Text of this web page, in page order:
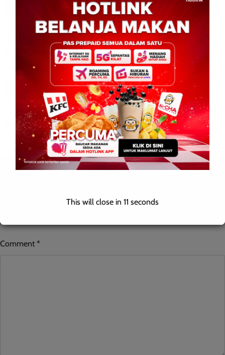
ENGLISH WILAYAH SABAH
Over 18,700 Welfare Recipients Recorded in Kota
Kinabalu as of June
July 20, 2026 0
KOTA KINABALU: July 20, 2026 — A total of 18,752 recipients in
Kota Kinabalu have received various welfare assistance through
the General Welfare Services Department […]
marked
Comment *
This will close in 10 seconds